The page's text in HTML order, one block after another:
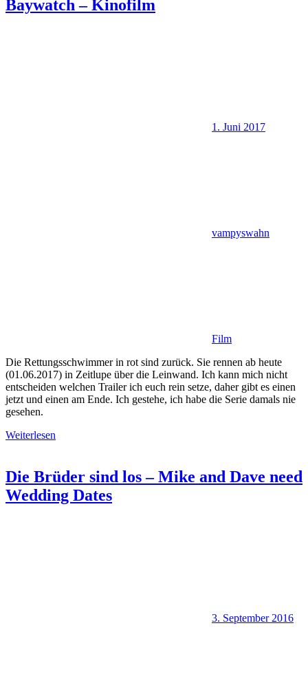
Baywatch – Kinofilm
1. Juni 2017
vampyswahn
Film
Die Rettungsschwimmer in rot sind zurück. Sie rennen ab heute
(01.06.2017) in Zeitlupe über die Leinwand. Ich kann mich nicht
entscheiden welchen Trailer ich euch rein setze, daher gibt es einen
jetzt und einen am Ende. Ich gestehe, ich habe die Serie damals nie
gesehen.
Weiterlesen
Die Brüder sind los – Mike and Dave need
Wedding Dates
3. September 2016